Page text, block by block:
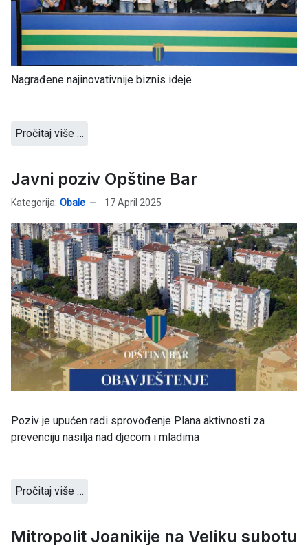
Nagrađene najinovativnije biznis ideje
Pročitaj više …
Javni poziv Opštine Bar
Kategorija: Obale 17 April 2025
Poziv je upućen radi sprovođenje Plana aktivnosti za
prevenciju nasilja nad djecom i mladima
Pročitaj više …
Mitropolit Joanikije na Veliku subotu